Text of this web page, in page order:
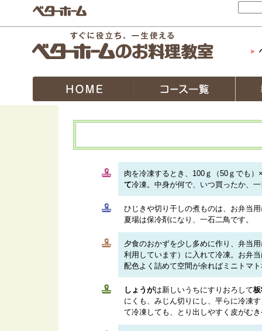
肉を冷凍するとき、100ｇ（50ｇでも
て冷凍。中身が何で、いつ買ったか、
ひじきや切り干しの煮ものは、お弁当
夏場は保冷剤になり、一石二鳥です。
夕食のおかずを少し多めに作り、弁当
利用しています）に入れて冷凍。お弁
配色よく詰めて空間が余ればミニトマ
しょうがは新しいうちにすりおろして
にくも、みじん切りにし、平らに冷凍
て冷凍しても、とり出しやすく皮がむ